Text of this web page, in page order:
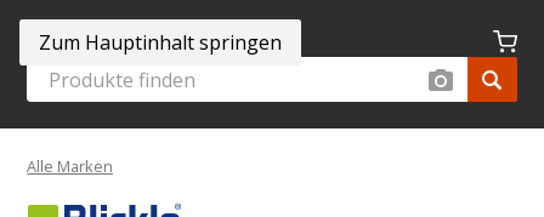
Zum Hauptinhalt springen
Alle Marken